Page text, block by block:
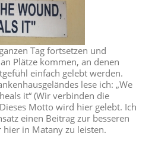
Tag fortsetzen und
Plätze kommen, an denen
einfach gelebt werden.
lese ich: „We
it“ (Wir verbinden die
Motto wird hier gelebt. Ich
einen Beitrag zur besseren
in Matany zu leisten.